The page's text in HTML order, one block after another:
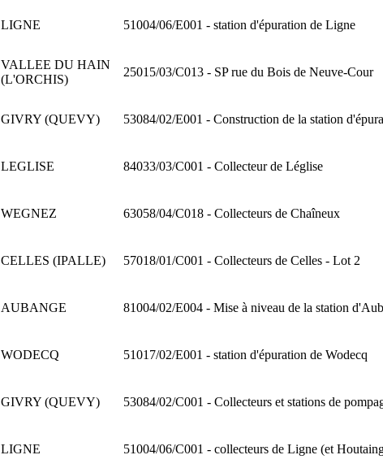
LIGNE 51004/06/E001 - station d'épuration de Ligne
VALLEE DU HAIN
(L'ORCHIS)
25015/03/C013 - SP rue du Bois de Neuve-Cour
GIVRY (QUEVY) 53084/02/E001 - Construction de la station
LEGLISE 84033/03/C001 - Collecteur de Léglise
WEGNEZ 63058/04/C018 - Collecteurs de Chaîneux
CELLES (IPALLE) 57018/01/C001 - Collecteurs de Celles - Lot 2
AUBANGE 81004/02/E004 - Mise à niveau de la station
WODECQ 51017/02/E001 - station d'épuration de Wodecq
GIVRY (QUEVY) 53084/02/C001 - Collecteurs et stations de
LIGNE 51004/06/C001 - collecteurs de Ligne (et